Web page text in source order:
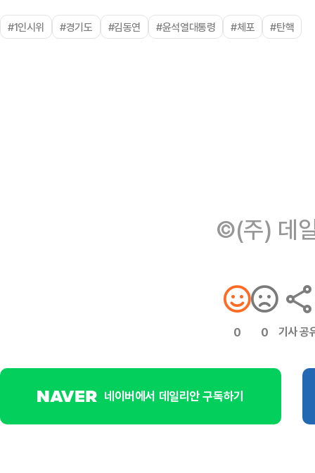
#1인시위 #경기도 #김동연 #윤석열대통령 #체포 #탄핵
©(주) 데
0 0 기사 공
네이버에서 데일리안 구독하기